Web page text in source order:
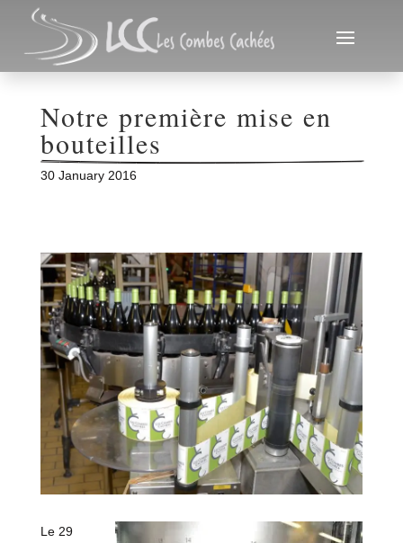
Notre première mise en
bouteilles
30 January 2016
Le 29